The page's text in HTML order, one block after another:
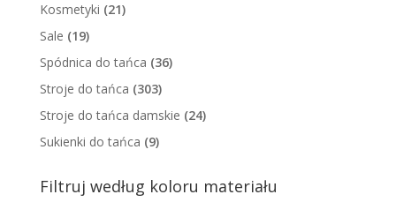
Kosmetyki (21)
Sale (19)
Spódnica do tańca (36)
Stroje do tańca (303)
Stroje do tańca damskie (24)
Sukienki do tańca (9)
Filtruj według koloru materiału